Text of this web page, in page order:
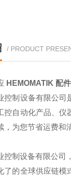
/ PRODUCT
HEMOMATIK 配
控制设备有限公
控自动化产品、仪
，为您节省运费和
控制设备有限公司
了的全球供应链模